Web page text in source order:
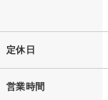
定休日
営業時間